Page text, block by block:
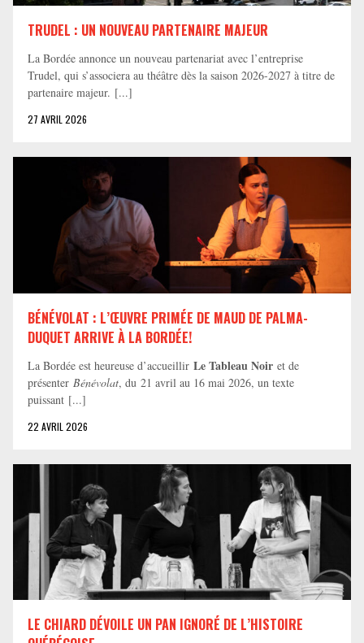
TRUDEL : UN NOUVEAU PARTENAIRE MAJEUR
La Bordée annonce un nouveau partenariat avec l’entreprise
Trudel, qui s’associera au théâtre dès la saison 2026-2027 à titre de
partenaire majeur. [...]
27 AVRIL 2026
BÉNÉVOLAT : L’ŒUVRE PRIMÉE DE MAUD DE PALMA-
DUQUET ARRIVE À LA BORDÉE!
La Bordée est heureuse d’accueillir Le Tableau Noir et de
présenter Bénévolat, du 21 avril au 16 mai 2026, un texte
puissant [...]
22 AVRIL 2026
LE CHIARD DÉVOILE UN PAN IGNORÉ DE L’HISTOIRE